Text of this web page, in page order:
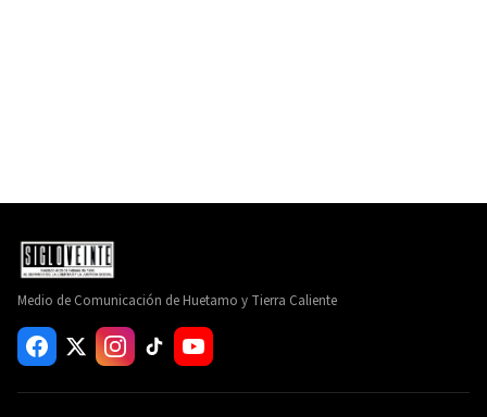
Medio de Comunicación de Huetamo y Tierra Caliente